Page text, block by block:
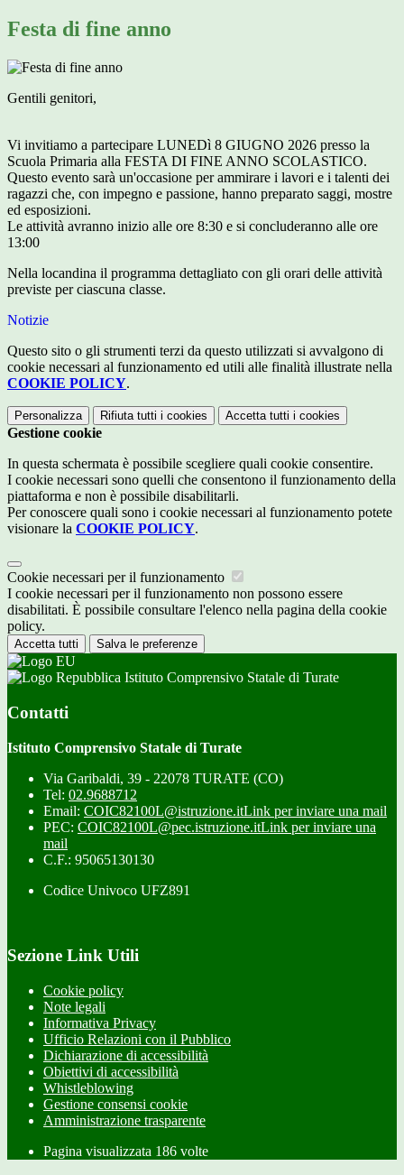
Festa di fine anno
Gentili genitori,
Vi invitiamo a partecipare LUNEDì 8 GIUGNO 2026 presso la
Scuola Primaria alla FESTA DI FINE ANNO SCOLASTICO.
Questo evento sarà un'occasione per ammirare i lavori e i talenti dei
ragazzi che, con impegno e passione, hanno preparato saggi, mostre
ed esposizioni.
Le attività avranno inizio alle ore 8:30 e si concluderanno alle ore
13:00
Nella locandina il programma dettagliato con gli orari delle attività
previste per ciascuna classe.
Notizie
Questo sito o gli strumenti terzi da questo utilizzati si avvalgono di
cookie necessari al funzionamento ed utili alle finalità illustrate nella
COOKIE POLICY.
Personalizza Rifiuta tutti i cookies Accetta tutti i cookies
Gestione cookie
In questa schermata è possibile scegliere quali cookie consentire.
I cookie necessari sono quelli che consentono il funzionamento della
piattaforma e non è possibile disabilitarli.
Per conoscere quali sono i cookie necessari al funzionamento potete
visionare la COOKIE POLICY.
Cookie necessari per il funzionamento
I cookie necessari per il funzionamento non possono essere
disabilitati. È possibile consultare l'elenco nella pagina della cookie
policy.
Accetta tutti Salva le preferenze
Istituto Comprensivo Statale di Turate
Contatti
Istituto Comprensivo Statale di Turate
Via Garibaldi, 39 - 22078 TURATE (CO)
Tel: 02.9688712
Email: COIC82100L@istruzione.itLink per inviare una mail
PEC: COIC82100L@pec.istruzione.itLink per inviare una
mail
C.F.: 95065130130
Codice Univoco UFZ891
Sezione Link Utili
Cookie policy
Note legali
Informativa Privacy
Ufficio Relazioni con il Pubblico
Dichiarazione di accessibilità
Obiettivi di accessibilità
Whistleblowing
Gestione consensi cookie
Amministrazione trasparente
Pagina visualizzata 186 volte